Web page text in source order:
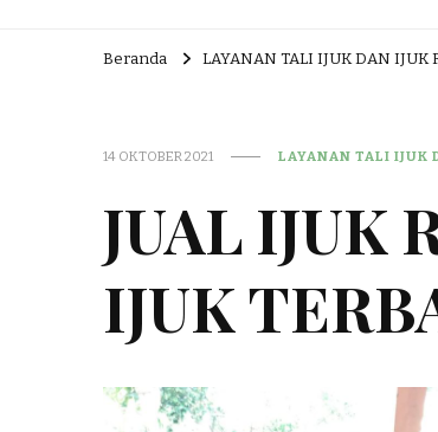
Beranda LAYANAN TALI IJUK DAN IJUK
14 OKTOBER 2021 LAYANAN TALI IJUK
JUAL IJUK
IJUK